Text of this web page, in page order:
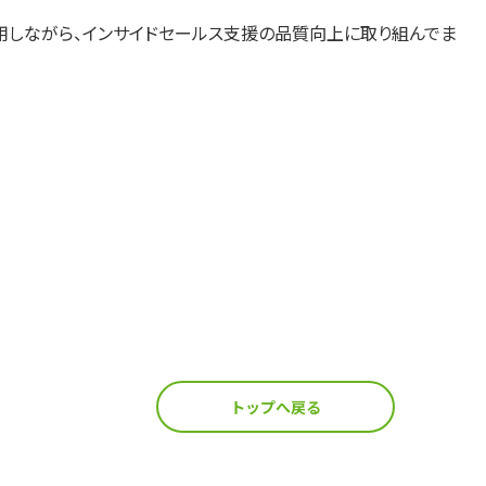
ながら、インサイドセールス支援の品質向上に取り組んでま
トップへ戻る